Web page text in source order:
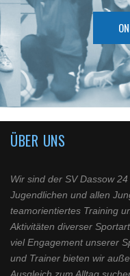
ÜBER UNS
Wir sind der SV Dassow
Jugendlichen und allen
teamorientiertes Training
Aktivitäten diverser
viel Engagement unserer
und Trainer bieten wir